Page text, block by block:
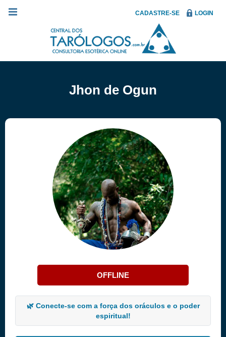
CADASTRE-SE LOGIN
Jhon de Ogun
OFFLINE
🌿 Conecte-se com a força dos oráculos e o poder
espiritual!